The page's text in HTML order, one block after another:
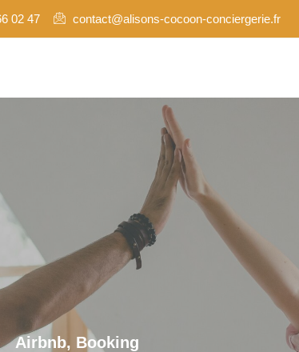
02 47 contact@alisons-cocoon-conciergerie.fr
Airbnb, Booking